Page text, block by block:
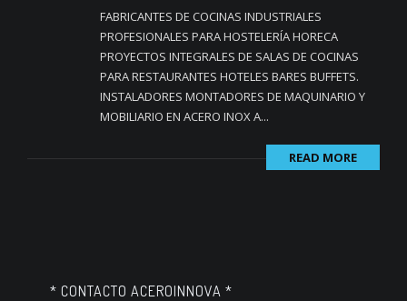
FABRICANTES DE COCINAS INDUSTRIALES
PROFESIONALES PARA HOSTELERÍA HORECA
PROYECTOS INTEGRALES DE SALAS DE COCINAS
PARA RESTAURANTES HOTELES BARES BUFFETS.
INSTALADORES MONTADORES DE MAQUINARIO Y
MOBILIARIO EN ACERO INOX A...
READ MORE
* CONTACTO ACEROINNOVA *